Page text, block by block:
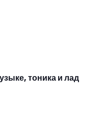
тоника и лад